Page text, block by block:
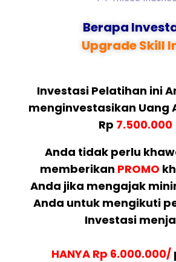
Berapa
Upgrade Skill
Investasi Pelatihan ini
menginvestasikan Uang
Rp 7.500.000
Anda tidak perlu
memberikan PROMO
Anda jika mengajak
Anda untuk mengikuti
Investasi
HANYA Rp 6.000.000/